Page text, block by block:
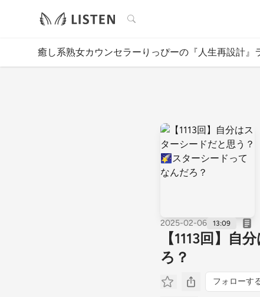
検索
癒し系熟女カウンセラーりっぴーの『人生再設計』
2025-02-06 13:09
【1113回】
ろ？
フォローす